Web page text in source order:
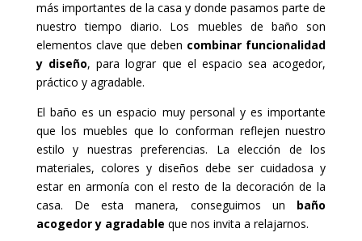
más importantes de la casa y donde pasamos parte de
nuestro tiempo diario. Los muebles de baño son
elementos clave que deben combinar funcionalidad
y diseño, para lograr que el espacio sea acogedor,
práctico y agradable.
El baño es un espacio muy personal y es importante
que los muebles que lo conforman reflejen nuestro
estilo y nuestras preferencias. La elección de los
materiales, colores y diseños debe ser cuidadosa y
estar en armonía con el resto de la decoración de la
casa. De esta manera, conseguimos un baño
acogedor y agradable que nos invita a relajarnos.